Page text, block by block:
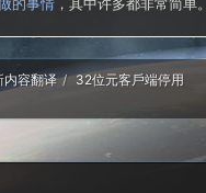
内容翻译
32位元客戶端停用